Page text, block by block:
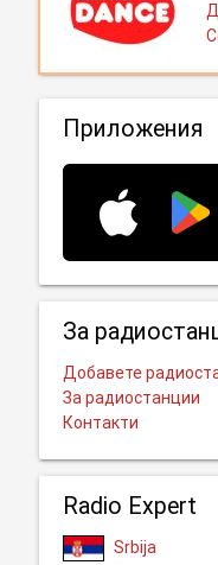
Приложения
За
Добавете
За радиостанции
Контакти
Radio Expert
Srbija